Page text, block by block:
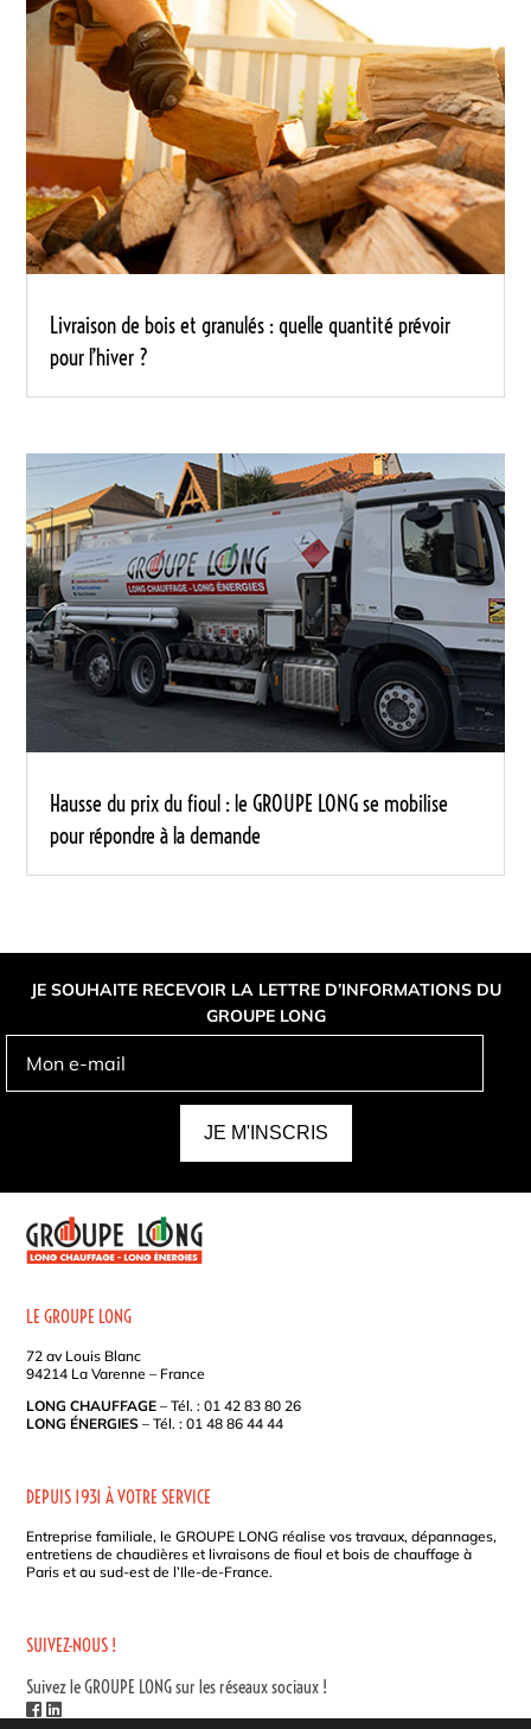
Livraison de bois et granulés : quelle quantité prévoir
pour l’hiver ?
Hausse du prix du fioul : le GROUPE LONG se mobilise
pour répondre à la demande
JE SOUHAITE RECEVOIR LA LETTRE D’INFORMATIONS DU
GROUPE LONG
V
LE GROUPE LONG
72 av Louis Blanc
94214 La Varenne – France
LONG CHAUFFAGE – Tél. : 01 42 83 80 26
LONG ÉNERGIES – Tél. : 01 48 86 44 44
DEPUIS 1931 À VOTRE SERVICE
Entreprise familiale, le GROUPE LONG réalise vos travaux, dépannages,
entretiens de chaudières et livraisons de fioul et bois de chauffage à
Paris et au sud-est de l’Ile-de-France.
SUIVEZ-NOUS !
Suivez le GROUPE LONG sur les réseaux sociaux !